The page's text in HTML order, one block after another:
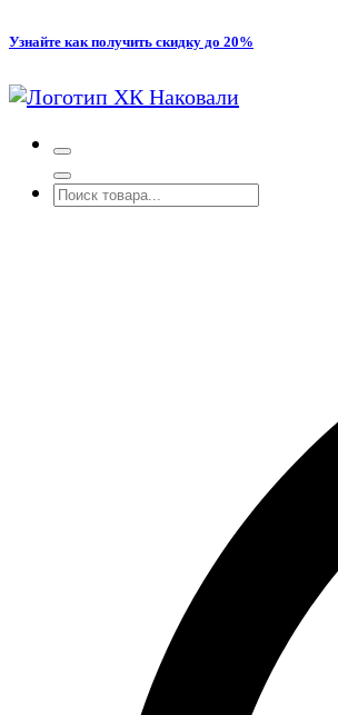
Перейти
содержимому
Узнайте как получить скидку до 20%